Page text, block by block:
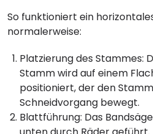
So funktioniert ein
normalerweise:
Platzierung des Stammes:
Stamm wird auf einem
positioniert, der den
Schneidvorgang bewegt.
Blattführung: Das